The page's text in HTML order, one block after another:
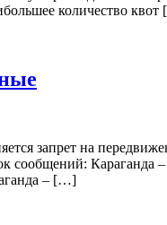
количество
запрет на
Караганда
– […]